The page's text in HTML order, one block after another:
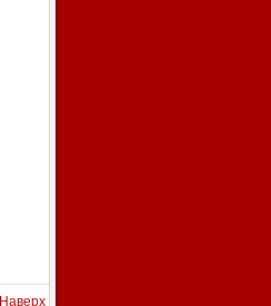
Наверх